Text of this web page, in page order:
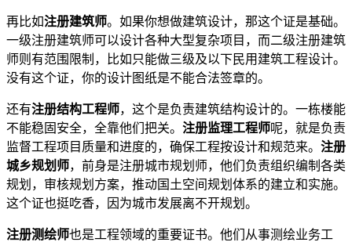
再比如注册建筑师。如果你想做建筑设计，那这个证是基础。
一级注册建筑师可以设计各种大型复杂项目，而二级注册建筑
师则有范围限制，比如只能做三级及以下民用建筑工程设计。
没有这个证，你的设计图纸是不能合法签章的。
还有注册结构工程师，这个是负责建筑结构设计的。一栋楼能
不能稳固安全，全靠他们把关。 注册监理工程师呢，就是负责
监督工程项目质量和进度的，确保工程按设计和规范来。 注册
城乡规划师，前身是注册城市规划师，他们负责组织编制各类
规划，审核规划方案，推动国土空间规划体系的建立和实施。
这个证也挺吃香，因为城市发展离不开规划。
注册测绘师也是工程领域的重要证书。他们从事测绘业务工